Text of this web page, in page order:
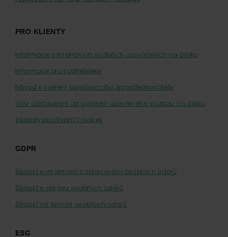
PRO KLIENTY
Informace o finančních službách uzavíraných na dálku
Informace pro spotřebitele
Návod k ověření pojišťovacího zprostředkovatele
Vzor odstoupení od pojištění uzavřeného službou na dálku
Zásady používání Cookies
GDPR
Žádost o informaci o zpracování osobních údajů
Žádost o opravu osobních údajů
Žádost na výmaz osobních údajů
ESG